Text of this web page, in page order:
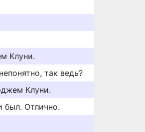
Клуни.
так ведь?
Клуни.
был. Отлично.